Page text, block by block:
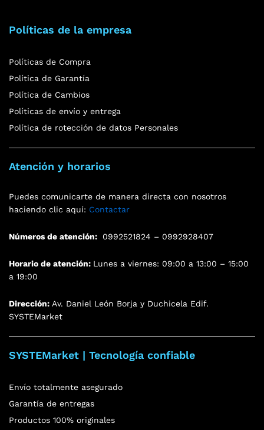
Políticas de la empresa
Políticas de Compra
Política de Garantía
Política de Cambios
Políticas de envío y entrega
Política de rotección de datos Personales
Atención y horarios
Puedes comunicarte de manera directa con nosotros
haciendo clic aquí: Contactar
Números de atención: 0992521824 – 0992928407
Horario de atención: Lunes a viernes: 09:00 a 13:00 – 15:00
a 19:00
Dirección: Av. Daniel León Borja y Duchicela Edif.
SYSTEMarket
SYSTEMarket | Tecnología confiable
Envío totalmente asegurado
Garantía de entregas
Productos 100% originales